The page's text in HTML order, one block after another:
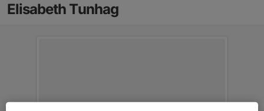
Elisabeth Tunhag